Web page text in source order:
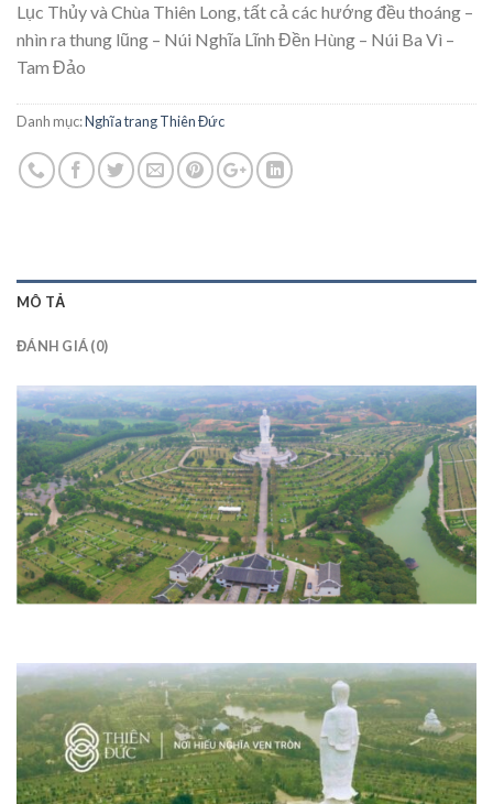
Lục Thủy và Chùa Thiên Long, tất cả các hướng đều thoáng –
nhìn ra thung lũng – Núi Nghĩa Lĩnh Đền Hùng – Núi Ba Vì –
Tam Đảo
Danh mục:Nghĩa trang Thiên Đức
MÔ TẢ
ĐÁNH GIÁ (0)